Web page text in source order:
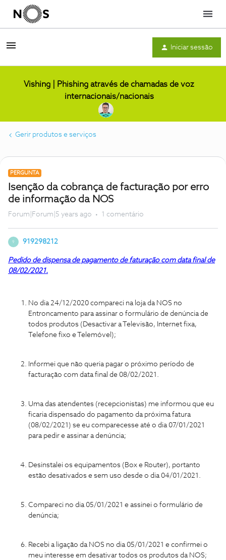
Menu
Iniciar sessão
Vishing | Phishing através de chamadas de voz
internacionais/nacionais
Gerir produtos e serviços
PERGUNTA
Isenção da cobrança de facturação por erro
de informação da NOS
Forum|Forum|5 years ago 1 comentário
9 919298212
Pedido de dispensa de pagamento de faturação com data final de
08/02/2021.
No dia 24/12/2020 compareci na loja da NOS no
Entroncamento para assinar o formulário de denúncia de
todos produtos (Desactivar a Televisão, Internet fixa,
Telefone fixo e Telemóvel);
Informei que não queria pagar o próximo período de
facturação com data final de 08/02/2021.
Uma das atendentes (recepcionistas) me informou que eu
ficaria dispensado do pagamento da próxima fatura
(08/02/2021) se eu comparecesse até o dia 07/01/2021
para pedir e assinar a denúncia;
Desinstalei os equipamentos (Box e Router), portanto
estão desativados e sem uso desde o dia 04/01/2021.
Compareci no dia 05/01/2021 e assinei o formulário de
denúncia;
Recebi a ligação da NOS no dia 05/01/2021 e confirmei o
meu interesse em desativar todos os produtos da NOS;